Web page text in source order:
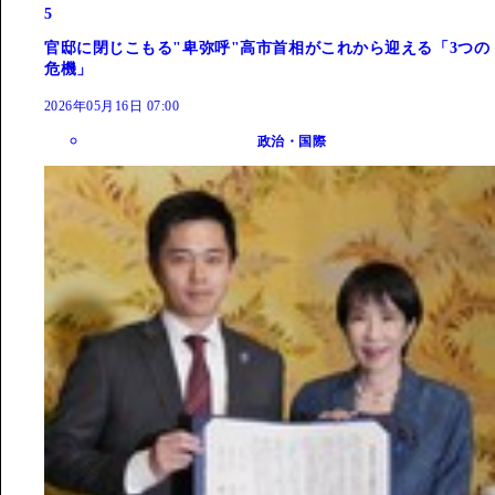
5
官邸に閉じこもる"卑弥呼"高市首相がこれから迎える「3つの
危機」
2026年05月16日 07:00
政治・国際